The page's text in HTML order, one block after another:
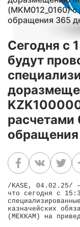
(MKM012_0160)
обращения 365
Сегодня с
будут
расчетами
/KASE, 04.02.25/
что сегодня с
казначейских
(МЕККАМ) на